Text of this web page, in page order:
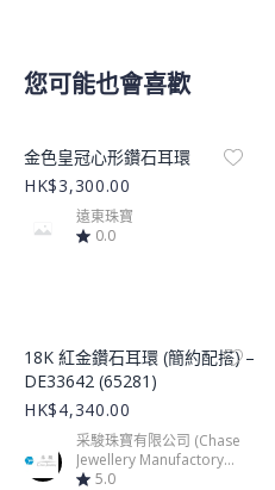
您可能也會喜歡
Product Image
金色皇冠心形鑽石耳環
HK$3,300.00
遠東珠寶
0.0
Product Image
18K 紅金鑽石耳環 (簡約配搭) –
DE33642 (65281)
HK$4,340.00
采駿珠寶有限公司 (Chase
Jewellery Manufactory
Limited)
5.0